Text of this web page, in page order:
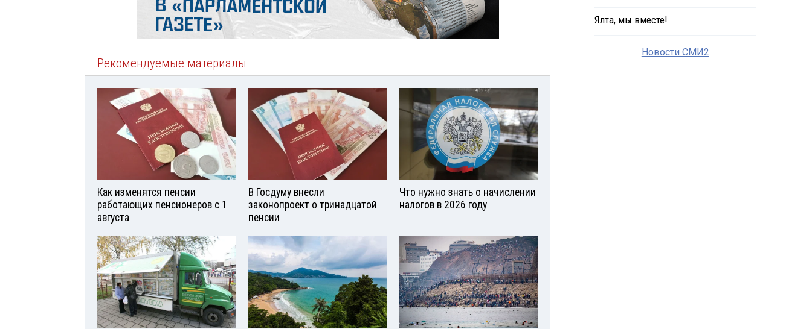
Рекомендуемые материалы
Как изменятся пенсии
работающих пенсионеров с 1
августа
В Госдуму внесли
законопроект о тринадцатой
пенсии
Что нужно знать о начислении
налогов в 2026 году
Ялта, мы вместе!
Новости СМИ2